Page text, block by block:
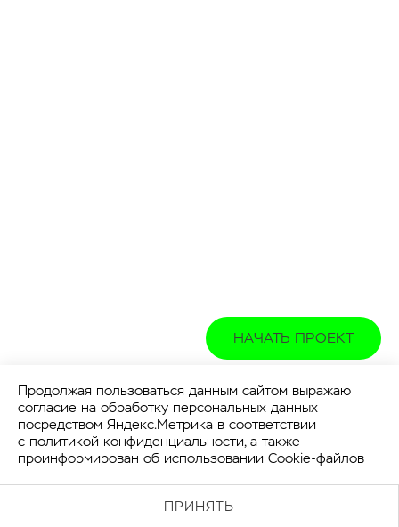
НАЧАТЬ ПРОЕКТ
Продолжая пользоваться данным сайтом выражаю
согласие на обработку персональных данных
посредством Яндекс.Метрика в соответствии
с политикой конфиденциальности, а также
проинформирован об использовании Cookie-файлов
ПРИНЯТЬ